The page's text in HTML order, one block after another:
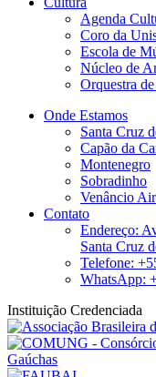
Agenda
Coro da
Escola de
Núcleo de
Orquestra
Onde Estamos
Santa Cruz
Capão da
Montenegro
Sobradinho
Venâncio
Contato
Endereço:
Santa Cruz
Telefone:
WhatsApp:
Instituição Credenciada